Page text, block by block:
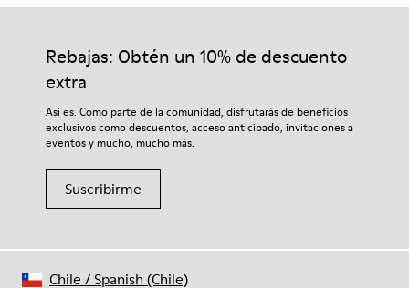
Rebajas: Obtén un 10% de descuento
extra
Así es. Como parte de la comunidad, disfrutarás de beneficios
exclusivos como descuentos, acceso anticipado, invitaciones a
eventos y mucho, mucho más.
Suscribirme
Chile /Spanish (Chile)